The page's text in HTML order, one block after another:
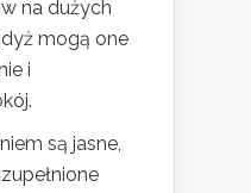
na dużych
mogą one
i
są jasne,